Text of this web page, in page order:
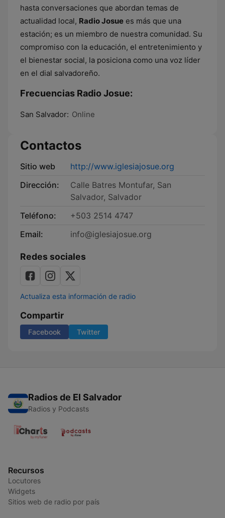
hasta conversaciones que abordan temas de
actualidad local, Radio Josue es más que una
estación; es un miembro de nuestra comunidad. Su
compromiso con la educación, el entretenimiento y
el bienestar social, la posiciona como una voz líder
en el dial salvadoreño.
Frecuencias Radio Josue:
San Salvador: Online
Contactos
Sitio web
http://www.iglesiajosue.org
Dirección:
Calle Batres Montufar, San
Salvador, Salvador
Teléfono:
+503 2514 4747
Email:
info@iglesiajosue.org
Redes sociales
Actualiza esta información de radio
Compartir
Facebook Twitter
Radios de El Salvador
Radios y Podcasts
Recursos
Locutores
Widgets
Sitios web de radio por país